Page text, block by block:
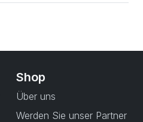
Shop
Über uns
Werden Sie unser Partner